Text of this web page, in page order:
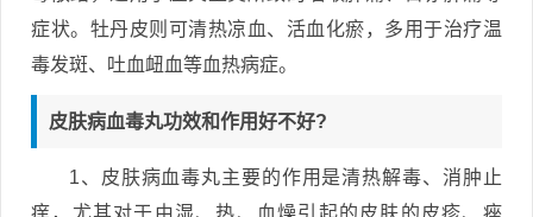
症状。牡丹皮则可清热凉血、活血化瘀，多用于治疗温
毒发斑、吐血衄血等血热病症。
皮肤病血毒丸功效和作用好不好?
1、皮肤病血毒丸主要的作用是清热解毒、消肿止
痒，尤其对于由湿、热、血燥引起的皮肤的皮疹、痤